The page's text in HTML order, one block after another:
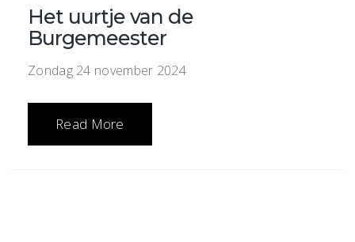
Het uurtje van de
Burgemeester
Zondag 24 november 2024
Read More